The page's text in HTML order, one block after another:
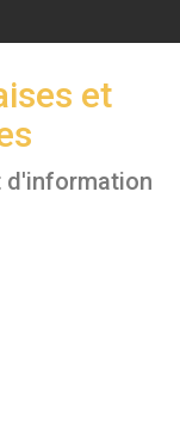
et
d'information